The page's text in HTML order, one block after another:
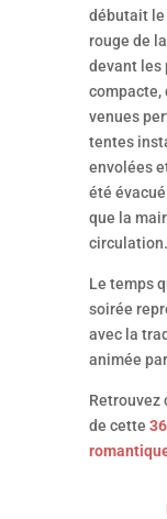
débutait le
rouge de
devant les
compacte,
venues
tentes
envolées
été
que la
circulation.
Le temps
soirée
avec la
animée par
Retrouvez
de cette